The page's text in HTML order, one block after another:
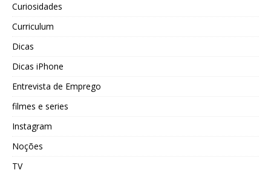
Curiosidades
Curriculum
Dicas
Dicas iPhone
Entrevista de Emprego
filmes e series
Instagram
Noções
TV